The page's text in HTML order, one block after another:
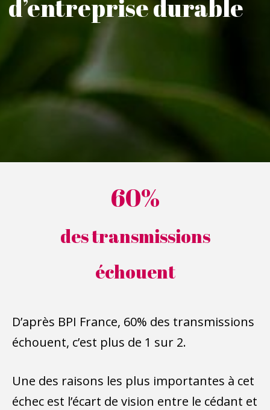
d’entreprise durable
60%
des transmissions
échouent
D’après BPI France, 60% des transmissions
échouent, c’est plus de 1 sur 2.
Une des raisons les plus importantes à cet
échec est l’écart de vision entre le cédant et